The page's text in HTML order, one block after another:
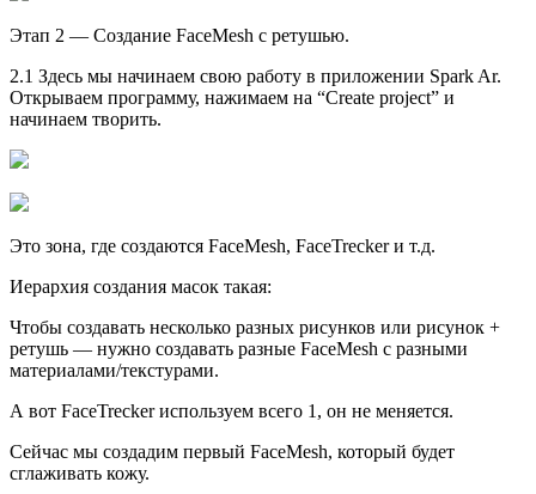
Этап 2 — Создание FaceMesh с ретушью.
2.1 Здесь мы начинаем свою работу в приложении Spark Ar.
Открываем программу, нажимаем на “Create project” и
начинаем творить.
Это зона, где создаются FaceMesh, FaceTrecker и т.д.
Иерархия создания масок такая:
Чтобы создавать несколько разных рисунков или рисунок +
ретушь — нужно создавать разные FaceMesh с разными
материалами/текстурами.
А вот FaceTrecker используем всего 1, он не меняется.
Сейчас мы создадим первый FaceMesh, который будет
сглаживать кожу.